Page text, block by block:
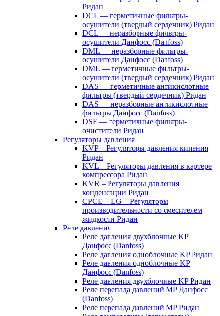
Ридан
DCL — герметичные фильтры-
осушители (твердый сердечник) Ридан
DCL — неразборные фильтры-
осушители Данфосс (Danfoss)
DML — неразборные фильтры-
осушители Данфосс (Danfoss)
DML — герметичные фильтры-
осушители (твердый сердечник) Ридан
DAS — герметичные антикислотные
фильтры (твердый сердечник) Ридан
DAS — неразборные антикислотные
фильтры Данфосс (Danfoss)
DSF — герметичные фильтры-
очистители Ридан
Регуляторы давления
KVP – Регуляторы давления кипения
Ридан
KVL – Регуляторы давления в картере
компрессора Ридан
KVR – Регуляторы давления
конденсации Ридан
CPCE + LG – Регуляторы
производительности со смесителем
жидкости Ридан
Реле давления
Реле давления двухблочные KP
Данфосс (Danfoss)
Реле давления одноблочные KP Ридан
Реле давления одноблочные KP
Данфосс (Danfoss)
Реле давления двухблочные KP Ридан
Реле перепада давлений MP Данфосс
(Danfoss)
Реле перепада давлений MP Ридан